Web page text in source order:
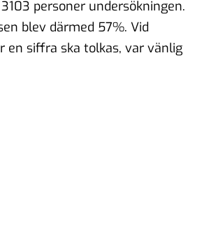
personer undersökningen.
blev därmed 57%. Vid
en siffra ska tolkas, var vänlig